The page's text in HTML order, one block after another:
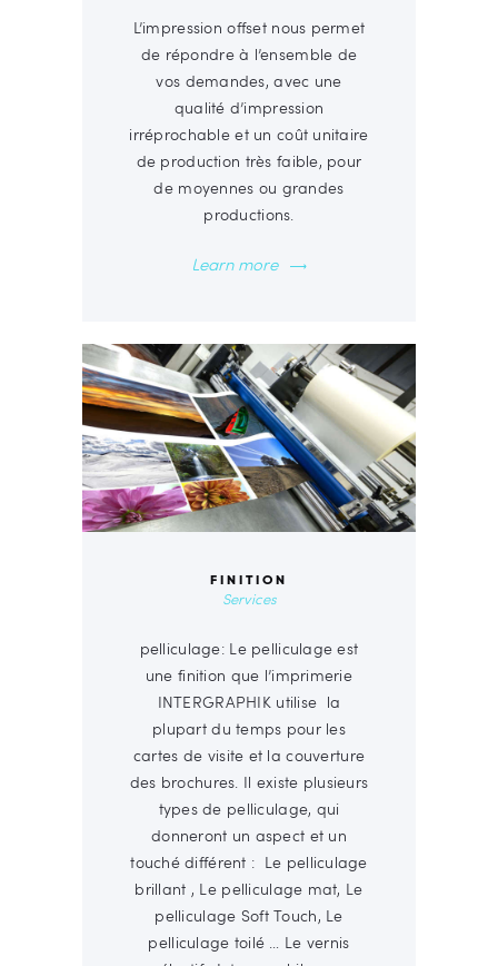
L’impression offset nous permet
de répondre à l’ensemble de
vos demandes, avec une
qualité d’impression
irréprochable et un coût unitaire
de production très faible, pour
de moyennes ou grandes
productions.
Learn more
FINITION
Services
pelliculage: Le pelliculage est
une finition que l’imprimerie
INTERGRAPHIK utilise la
plupart du temps pour les
cartes de visite et la couverture
des brochures. Il existe plusieurs
types de pelliculage, qui
donneront un aspect et un
touché différent : Le pelliculage
brillant , Le pelliculage mat, Le
pelliculage Soft Touch, Le
pelliculage toilé … Le vernis